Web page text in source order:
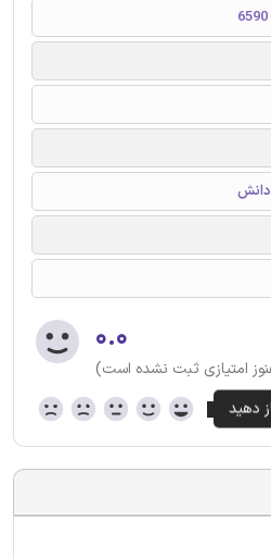
6590
دانش
۰.۰
امتیازی ثبت نشده است)